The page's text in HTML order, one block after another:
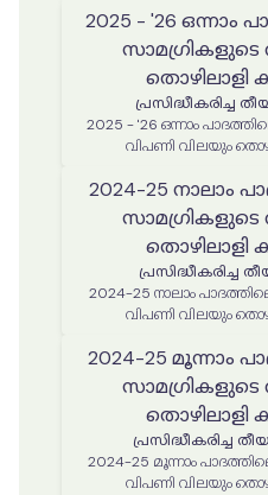
2025 - '26 ഒന്നാം
സാമഗ്രികളുടെ
തൊഴിലാളി
പ്രസിദ്ധീകരിച്ച
2025 - '26 ഒന്നാം പാദത്തിലെ നിർമ്മാണ സാമഗ്രികളുടെ
വിപണി വിലയും
2024-25 നാലാം
സാമഗ്രികളുടെ
തൊഴിലാളി
പ്രസിദ്ധീകരിച്ച
2024-25 നാലാം പാദത്തിലെ നിർമ്മാണ സാമഗ്രികളുടെ
വിപണി വിലയും
2024-25 മൂന്നാം
സാമഗ്രികളുടെ
തൊഴിലാളി
പ്രസിദ്ധീകരിച്ച
2024-25 മൂന്നാം
വിപണി വിലയും